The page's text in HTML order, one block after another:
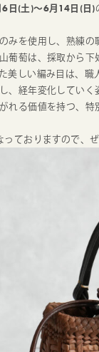
6日(土)～6月14日(日)
みを使用し、熟練の
葡萄は、採取から
美しい編み目は、職
、経年変化していく
れる価値を持つ、特
ておりますので、